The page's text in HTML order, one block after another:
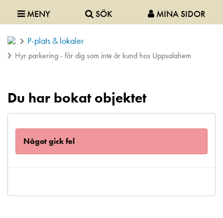
MENY SÖK MINA SIDOR
P-plats & lokaler
Hyr parkering - för dig som inte är kund hos Uppsalahem
Du har bokat objektet
Något gick fel